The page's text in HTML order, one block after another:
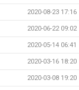
2020-08-23 17:16
2020-06-22 09:02
2020-05-14 06:41
2020-03-16 18:20
2020-03-08 19:20